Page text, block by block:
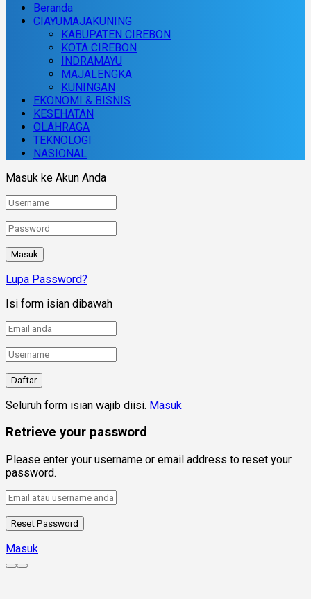
Beranda
CIAYUMAJAKUNING
KABUPATEN CIREBON
KOTA CIREBON
INDRAMAYU
MAJALENGKA
KUNINGAN
EKONOMI & BISNIS
KESEHATAN
OLAHRAGA
TEKNOLOGI
NASIONAL
Masuk ke Akun Anda
Lupa Password?
Isi form isian dibawah
Seluruh form isian wajib diisi. Masuk
Retrieve your password
Please enter your username or email address to reset your
password.
Masuk